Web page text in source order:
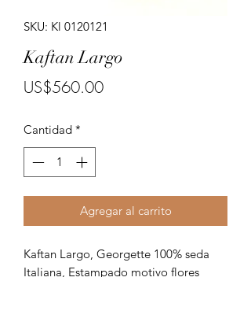
SKU: Kl 0120121
Kaftan Largo
US$560.00Precio
Cantidad *
Agregar al carrito
Kaftan Largo, Georgette 100% seda
Italiana, Estampado motivo flores